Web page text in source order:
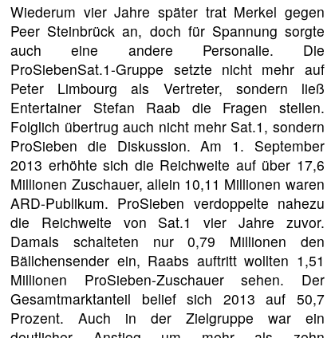
Wiederum vier Jahre später trat Merkel gegen
Peer Steinbrück an, doch für Spannung sorgte
auch eine andere Personalie. Die
ProSiebenSat.1-Gruppe setzte nicht mehr auf
Peter Limbourg als Vertreter, sondern ließ
Entertainer Stefan Raab die Fragen stellen.
Folglich übertrug auch nicht mehr Sat.1, sondern
ProSieben die Diskussion. Am 1. September
2013 erhöhte sich die Reichweite auf über 17,6
Millionen Zuschauer, allein 10,11 Millionen waren
ARD-Publikum. ProSieben verdoppelte nahezu
die Reichweite von Sat.1 vier Jahre zuvor.
Damals schalteten nur 0,79 Millionen den
Bällchensender ein, Raabs auftritt wollten 1,51
Millionen ProSieben-Zuschauer sehen. Der
Gesamtmarktanteil belief sich 2013 auf 50,7
Prozent. Auch in der Zielgruppe war ein